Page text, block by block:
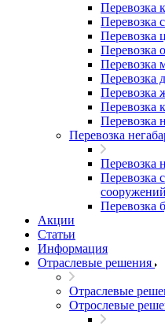
Перевозка
Перевозка
Перевозка
Перевозка
Перевозка
Перевозка
Перевозка
Перевозка
Перевозка
Перевозка
Перевозка
Перевозка
сооружений
Перевозка
Акции
Статьи
Информация
Отраслевые решения
Отраслевые
Отрослевые